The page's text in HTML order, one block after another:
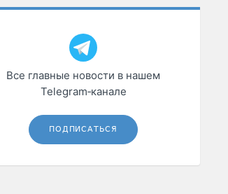
Все главные новости в нашем
Telegram‑канале
ПОДПИСАТЬСЯ